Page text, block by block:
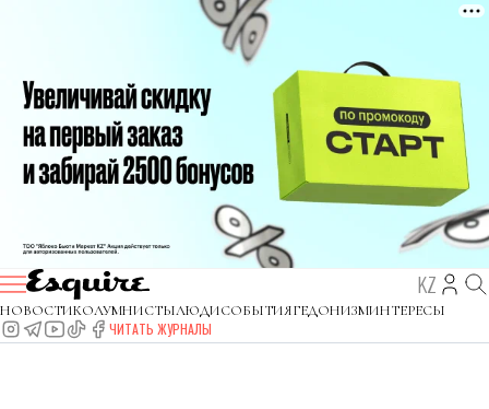
KZ
НОВОСТИКОЛУМНИСТЫЛЮДИСОБЫТИЯГЕДОНИЗМИНТЕРЕСЫ
ЧИТАТЬ ЖУРНАЛЫ